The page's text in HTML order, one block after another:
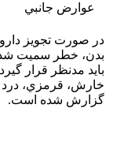
عوارض جانبي
در صورت تجويز
بدن، خطر سميت
بايد مدنظر قرار
خارش، قرمزي، درد
گزارش شده است.